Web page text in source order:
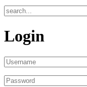
Login